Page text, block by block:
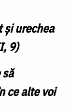
şi urechea
9)
ce alte voi